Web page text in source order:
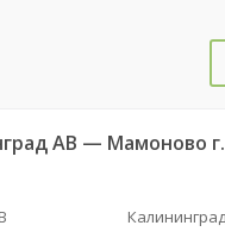
АВ — Мамоново г.